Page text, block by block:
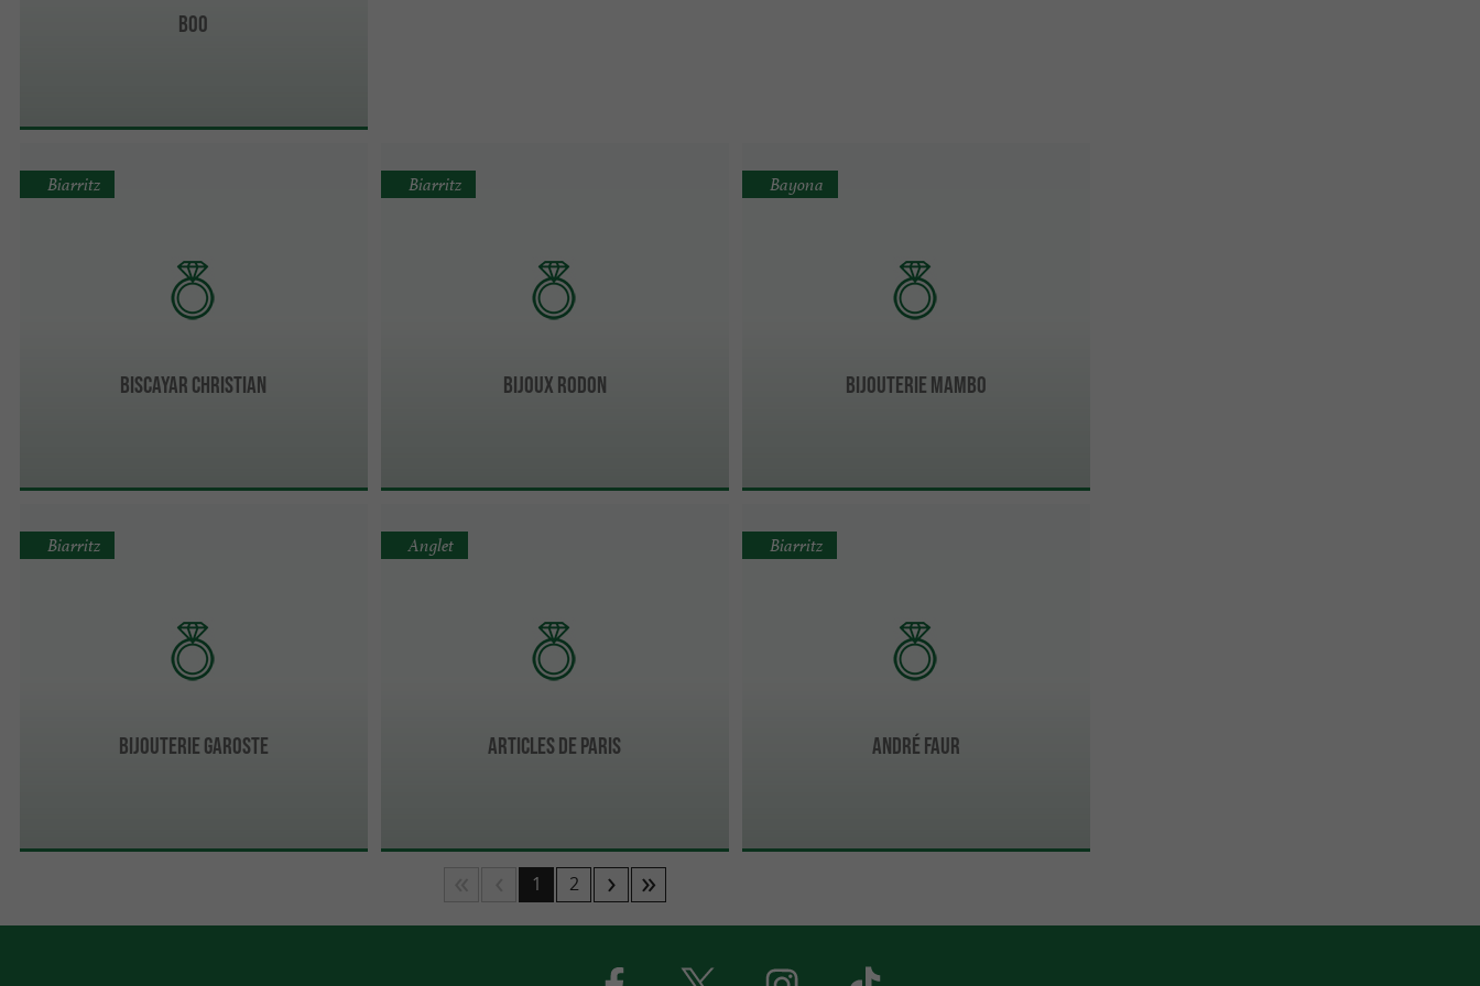
Boo
Biscayar Christian
Biarritz
Bijoux Rodon
Biarritz
Bijouterie MAMBO
Bayona
Bijouterie Garoste
Biarritz
ARTICLES DE PARIS
Anglet
André Faur
Biarritz
1 2